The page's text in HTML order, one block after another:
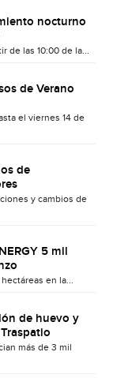
nocturno
de las 10:00 de la...
de Verano
el viernes 14 de
de
y cambios de
5 mil
en la...
de huevo y
más de 3 mil